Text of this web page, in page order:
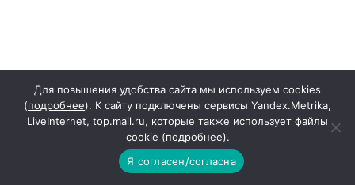
Архив новостей
Ср Чт Пт Сб
Для повышения удобства сайта мы используем cookies
(подробнее). К сайту подключены сервисы Yandex.Metrika,
LiveInternet, top.mail.ru, которые также использует файлы
cookie (подробнее).
Я согласен/согласна